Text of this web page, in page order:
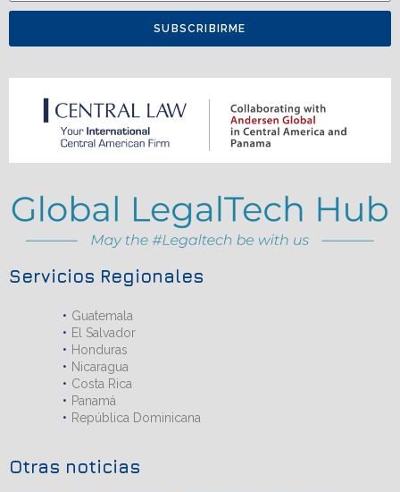
SUBSCRIBIRME
Servicios Regionales
Guatemala
El Salvador
Honduras
Nicaragua
Costa Rica
Panamá
República Dominicana
Otras noticias